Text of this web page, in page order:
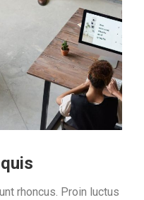
rhoncus. Proin luctus